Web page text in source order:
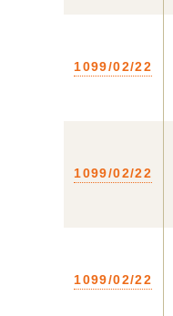
1099/02/22
1099/02/22
1099/02/22